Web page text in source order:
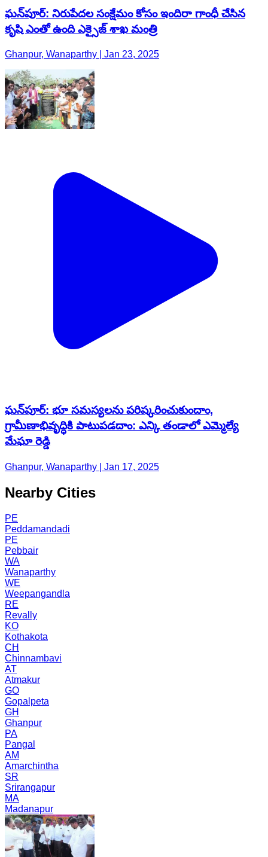
ఘన్‌పూర్: నిరుపేదల సంక్షేమం కోసం ఇందిరా గాంధీ చేసిన
కృషి ఎంతో ఉంది ఎక్సైజ్ శాఖ మంత్రి
Ghanpur, Wanaparthy | Jan 23, 2025
ఘన్‌పూర్: భూ సమస్యలను పరిష్కరించుకుందాం,
గ్రామీణాభివృద్ధికి పాటుపడదాం: ఎన్కి తండాలో ఎమ్మెల్యే
మేఘా రెడ్డి
Ghanpur, Wanaparthy | Jan 17, 2025
Nearby Cities
PE
Peddamandadi
PE
Pebbair
WA
Wanaparthy
WE
Weepangandla
RE
Revally
KO
Kothakota
CH
Chinnambavi
AT
Atmakur
GO
Gopalpeta
GH
Ghanpur
PA
Pangal
AM
Amarchintha
SR
Srirangapur
MA
Madanapur